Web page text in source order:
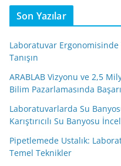
Son Yazılar
Laboratuvar
Tanışın
ARABLAB Vizyonu ve 2,5
Bilim Pazarlamasında
Laboratuvarlarda Su
Karıştırıcılı Su Banyosu
Pipetlemede Ustalık:
Temel Teknikler